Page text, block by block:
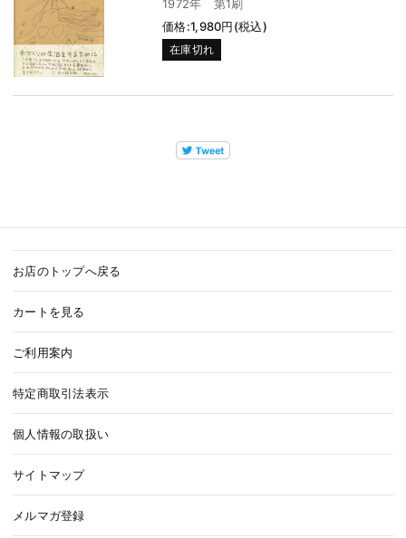
1972年 第1刷
価格:1,980円(税込)
在庫切れ
お店のトップへ戻る
カートを見る
ご利用案内
特定商取引法表示
個人情報の取扱い
サイトマップ
メルマガ登録